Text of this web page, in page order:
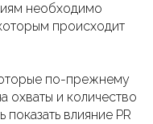
необходимо
происходит
по-прежнему
охваты и количество
влияние PR